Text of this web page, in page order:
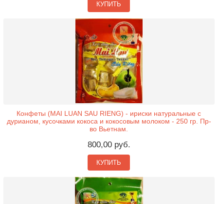
КУПИТЬ
Конфеты (MAI LUAN SAU RIENG) - ириски натуральные с
дурианом, кусочками кокоса и кокосовым молоком - 250 гр. Пр-
во Вьетнам.
800,00 руб.
КУПИТЬ